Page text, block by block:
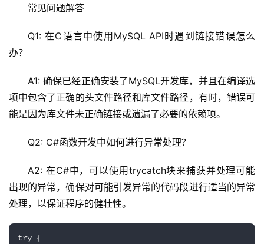
常见问题解答
Q1: 在C语言中使用MySQL API时遇到链接错误怎么
办？
A1: 确保已经正确安装了MySQL开发库，并且在编译选
项中包含了正确的头文件路径和库文件路径，有时，错误可
能是因为库文件未正确链接或遗漏了必要的依赖项。
Q2: C#函数开发中如何进行异常处理？
A2: 在C#中，可以使用trycatch块来捕获并处理可能
出现的异常，确保对可能引发异常的代码段进行适当的异常
处理，以保证程序的健壮性。
try {